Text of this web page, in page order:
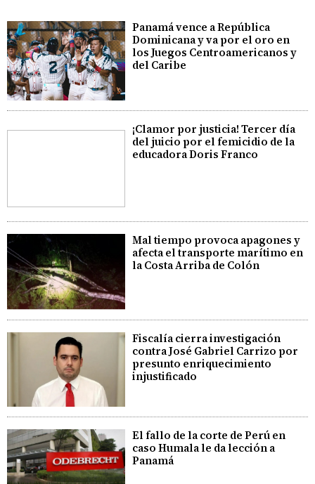
Panamá vence a República
Dominicana y va por el oro en
los Juegos Centroamericanos y
del Caribe
¡Clamor por justicia! Tercer día
del juicio por el femicidio de la
educadora Doris Franco
Mal tiempo provoca apagones y
afecta el transporte marítimo en
la Costa Arriba de Colón
Fiscalía cierra investigación
contra José Gabriel Carrizo por
presunto enriquecimiento
injustificado
El fallo de la corte de Perú en
caso Humala le da lección a
Panamá